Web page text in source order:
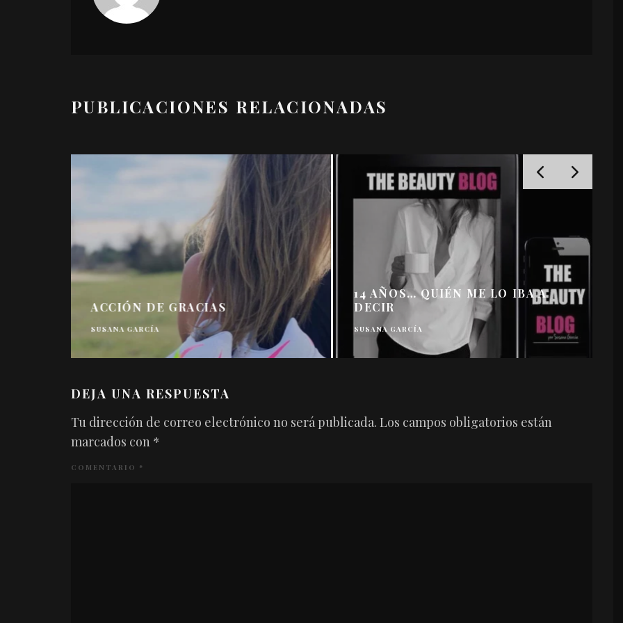
PUBLICACIONES RELACIONADAS
ACCIÓN DE GRACIAS
SUSANA GARCÍA
14 AÑOS… QUIÉN ME LO IBA A
DECIR
SUSANA GARCÍA
DEJA UNA RESPUESTA
Tu dirección de correo electrónico no será publicada. Los campos obligatorios están
marcados con *
COMENTARIO *